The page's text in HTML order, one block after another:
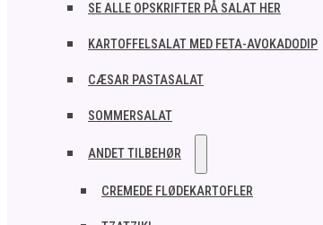
SE ALLE OPSKRIFTER PÅ SALAT HER
KARTOFFELSALAT MED FETA-AVOKADODIP
CÆSAR PASTASALAT
SOMMERSALAT
ANDET TILBEHØR
CREMEDE FLØDEKARTOFLER